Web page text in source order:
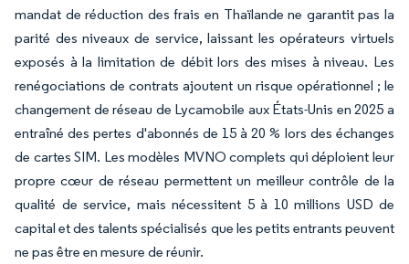
mandat de réduction des frais en Thaïlande ne garantit pas la
parité des niveaux de service, laissant les opérateurs virtuels
exposés à la limitation de débit lors des mises à niveau. Les
renégociations de contrats ajoutent un risque opérationnel ; le
changement de réseau de Lycamobile aux États-Unis en 2025 a
entraîné des pertes d'abonnés de 15 à 20 % lors des échanges
de cartes SIM. Les modèles MVNO complets qui déploient leur
propre cœur de réseau permettent un meilleur contrôle de la
qualité de service, mais nécessitent 5 à 10 millions USD de
capital et des talents spécialisés que les petits entrants peuvent
ne pas être en mesure de réunir.